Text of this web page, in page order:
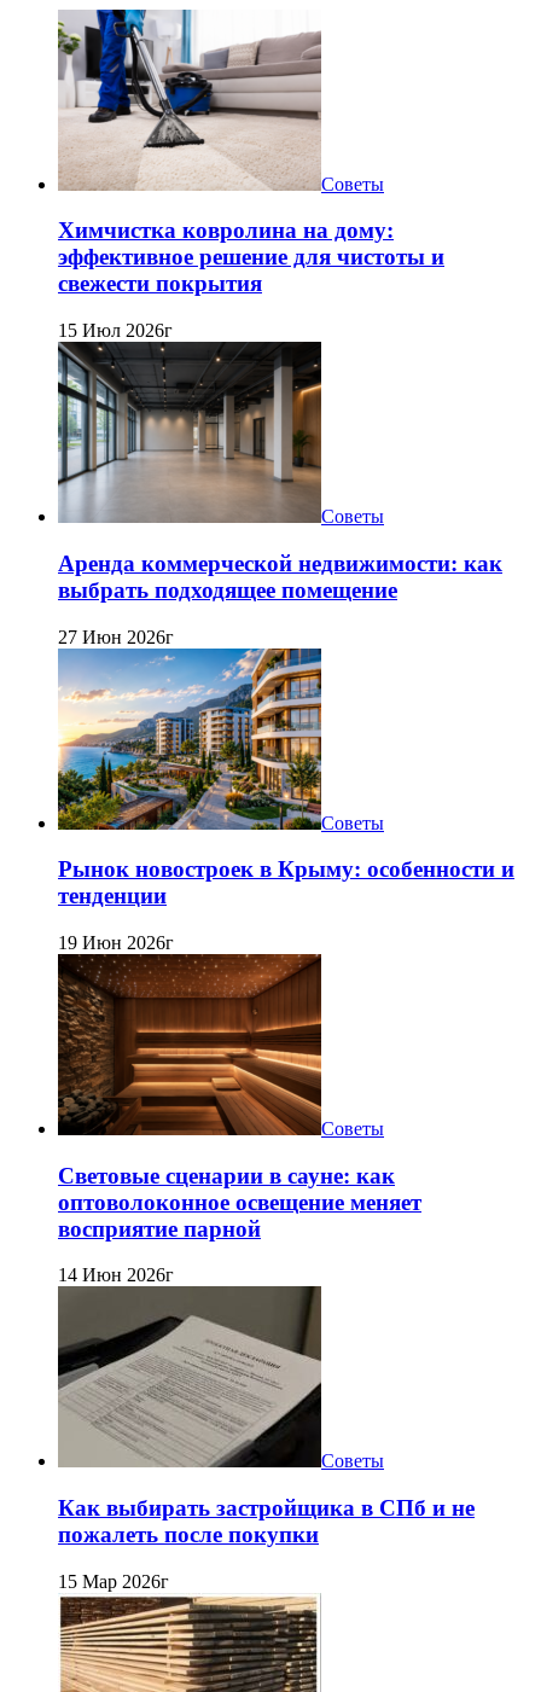
Советы
Химчистка ковролина на дому:
эффективное решение для чистоты и
свежести покрытия
15 Июл 2026г
Советы
Аренда коммерческой недвижимости: как
выбрать подходящее помещение
27 Июн 2026г
Советы
Рынок новостроек в Крыму: особенности и
тенденции
19 Июн 2026г
Советы
Световые сценарии в сауне: как
оптоволоконное освещение меняет
восприятие парной
14 Июн 2026г
Советы
Как выбирать застройщика в СПб и не
пожалеть после покупки
15 Мар 2026г